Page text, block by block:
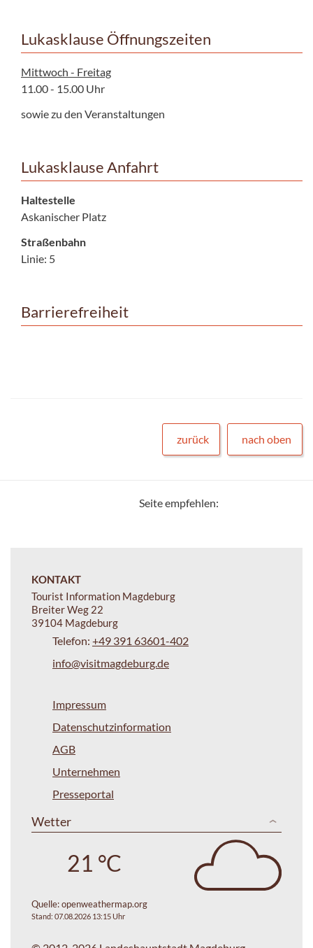
Lukasklause Öffnungszeiten
Mittwoch - Freitag
11.00 - 15.00 Uhr
sowie zu den Veranstaltungen
Lukasklause Anfahrt
Haltestelle
Askanischer Platz
Straßenbahn
Linie: 5
Barrierefreiheit
zurück nach oben
Seite empfehlen:
KONTAKT
Tourist Information Magdeburg
Breiter Weg 22
39104 Magdeburg
Telefon: +49 391 63601-402
info@visitmagdeburg.de
Impressum
Datenschutzinformation
AGB
Unternehmen
Presseportal
Wetter
21 °C
Quelle:openweathermap.org
Stand: 07.08.2026 13:15 Uhr